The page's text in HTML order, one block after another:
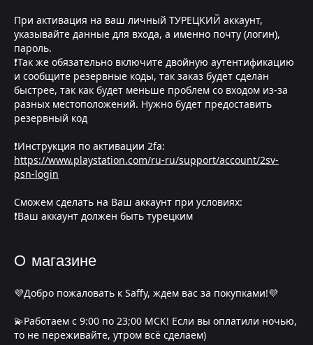
При активация на ваш личный ТУРЕЦКИЙ аккаунт,
указывайте данные для входа, а именно почту (логин),
пароль.
❗Так же обязательно включите двойную аутентификацию
и сообщите резервные коды, так заказ будет сделан
быстрее, так как будет меньше проблем со входом из-за
разных местоположений. Нужно будет предоставить
резервный код
❗Инструкция по активации 2fa:
https://www.playstation.com/ru-ru/support/account/2sv-
psn-login
Сможем сделать на Ваш аккаунт при условиях:
❗Ваш аккаунт должен быть турецким
О магазине
💜Добро пожаловать к Saffy, ждем вас за покупками!💜
💫Работаем с 9:00 по 23;00 МСК! Если вы оплатили ночью,
то не переживайте, утром всё сделаем)